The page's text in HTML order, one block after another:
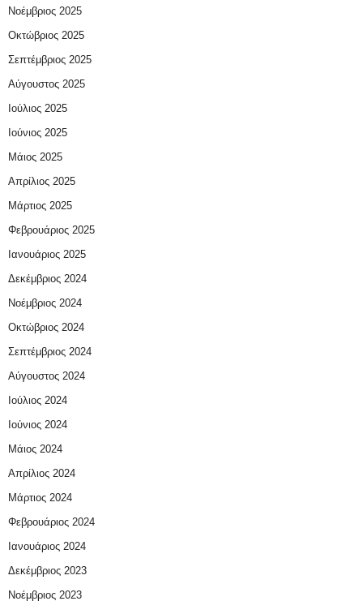
Νοέμβριος 2025
Οκτώβριος 2025
Σεπτέμβριος 2025
Αύγουστος 2025
Ιούλιος 2025
Ιούνιος 2025
Μάιος 2025
Απρίλιος 2025
Μάρτιος 2025
Φεβρουάριος 2025
Ιανουάριος 2025
Δεκέμβριος 2024
Νοέμβριος 2024
Οκτώβριος 2024
Σεπτέμβριος 2024
Αύγουστος 2024
Ιούλιος 2024
Ιούνιος 2024
Μάιος 2024
Απρίλιος 2024
Μάρτιος 2024
Φεβρουάριος 2024
Ιανουάριος 2024
Δεκέμβριος 2023
Νοέμβριος 2023